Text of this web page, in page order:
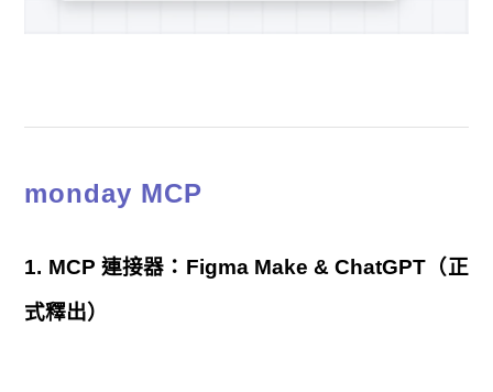
monday MCP
1. MCP 連接器：Figma Make & ChatGPT（正
式釋出）